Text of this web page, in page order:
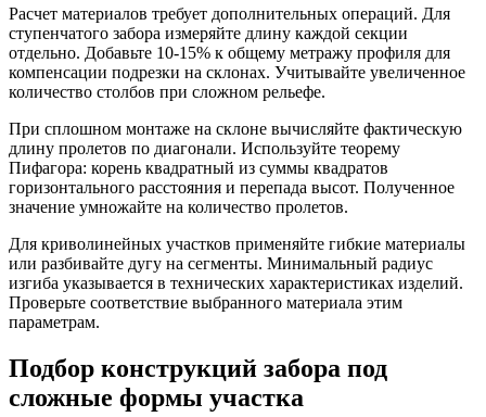
Расчет материалов требует дополнительных операций. Для
ступенчатого забора измеряйте длину каждой секции
отдельно. Добавьте 10-15% к общему метражу профиля для
компенсации подрезки на склонах. Учитывайте увеличенное
количество столбов при сложном рельефе.
При сплошном монтаже на склоне вычисляйте фактическую
длину пролетов по диагонали. Используйте теорему
Пифагора: корень квадратный из суммы квадратов
горизонтального расстояния и перепада высот. Полученное
значение умножайте на количество пролетов.
Для криволинейных участков применяйте гибкие материалы
или разбивайте дугу на сегменты. Минимальный радиус
изгиба указывается в технических характеристиках изделий.
Проверьте соответствие выбранного материала этим
параметрам.
Подбор конструкций забора под
сложные формы участка